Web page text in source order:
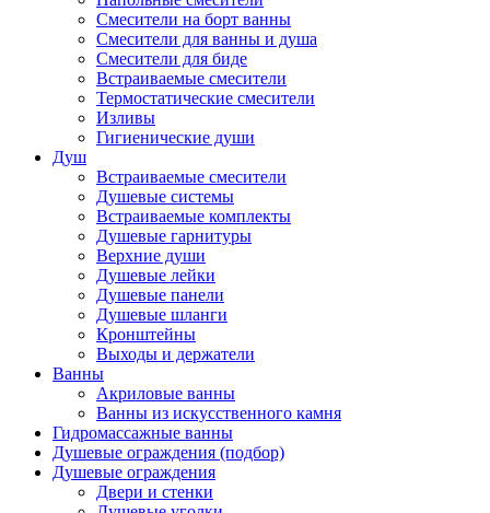
Смесители на борт ванны
Смесители для ванны и душа
Смесители для биде
Встраиваемые смесители
Термостатические смесители
Изливы
Гигиенические души
Душ
Встраиваемые смесители
Душевые системы
Встраиваемые комплекты
Душевые гарнитуры
Верхние души
Душевые лейки
Душевые панели
Душевые шланги
Кронштейны
Выходы и держатели
Ванны
Акриловые ванны
Ванны из искусственного камня
Гидромассажные ванны
Душевые ограждения (подбор)
Душевые ограждения
Двери и стенки